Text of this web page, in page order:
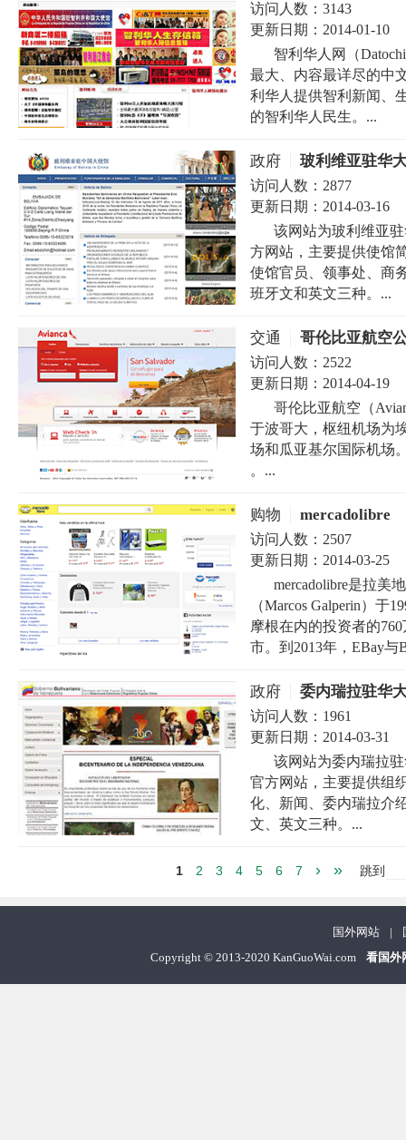
访问人数： 3143
更新日期： 2014-01-10
智利华人网（
最大、内容最详尽的中
利华人提供智利新闻、
的智利华人民生。...
政府 玻利维亚驻华
访问人数： 2877
更新日期： 2014-03-16
该网站为玻利维亚驻
方网站，主要提供使馆
使馆官员、领事处、商
班牙文和英文三种。...
交通 哥伦比亚航空
访问人数： 2522
更新日期： 2014-04-19
哥伦比亚航空（
于波哥大，枢纽机场为
场和瓜亚基尔国际机场
。...
购物 mercadolibre
访问人数： 2507
更新日期： 2014-03-25
mercadolibre是拉美
（Marcos Galperin）
摩根在内的投资者的
市。到2013年，EBay与
政府 委内瑞拉驻华
访问人数： 1961
更新日期： 2014-03-31
该网站为委内瑞拉驻
官方网站，主要提供组
化、新闻、委内瑞拉介
文、英文三种。...
1 2 3 4 5 6 7 › » 跳到
国外网站 |
Copyright© 2013-2020 KanGuoWai.com 看国外